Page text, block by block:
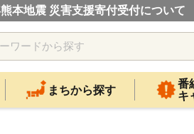
本地震 災害支援寄付受付について
まちから探す
番
キ